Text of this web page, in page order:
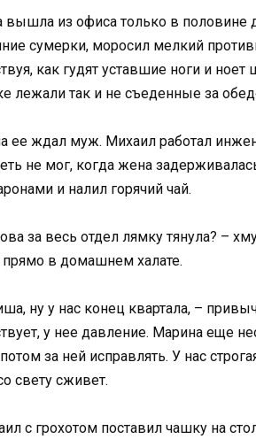
вышла из офиса только в половине
сумерки, моросил мелкий
как гудят уставшие ноги и
лежали так и не съеденные за
ее ждал муж. Михаил работал
не мог, когда жена
и налил горячий чай.
за весь отдел лямку тянула? –
прямо в домашнем халате.
ну у нас конец квартала, –
у нее давление. Марина еще
за ней исправлять. У нас
свету сживет.
с грохотом поставил чашку на